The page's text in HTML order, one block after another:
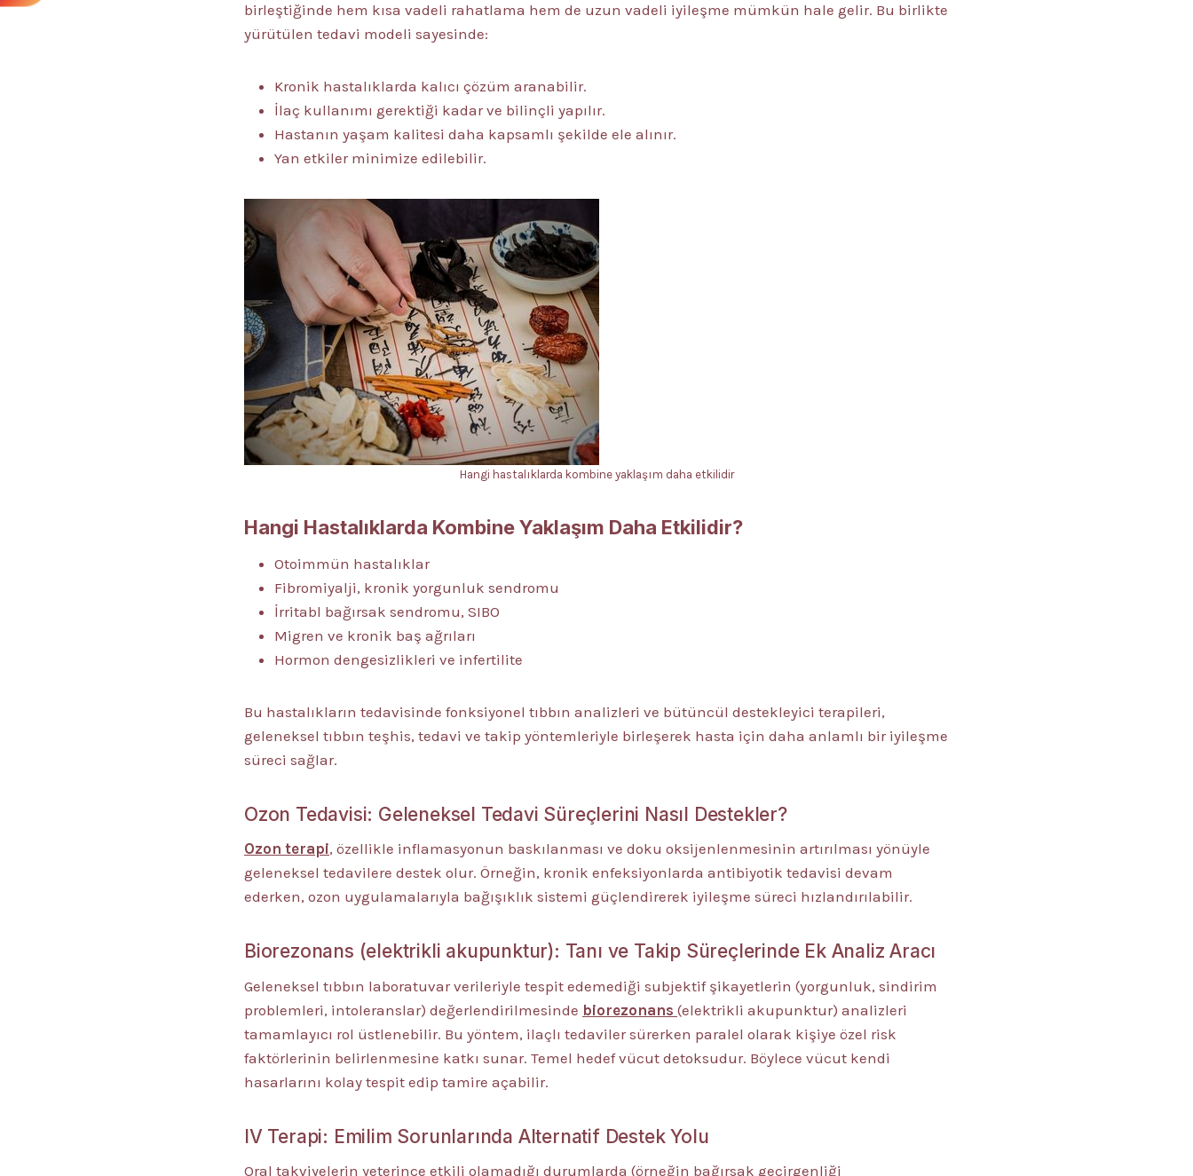
birleştiğinde hem kısa vadeli rahatlama hem de uzun vadeli iyileşme mümkün hale gelir. Bu birlikte
yürütülen tedavi modeli sayesinde:
Kronik hastalıklarda kalıcı çözüm aranabilir.
İlaç kullanımı gerektiği kadar ve bilinçli yapılır.
Hastanın yaşam kalitesi daha kapsamlı şekilde ele alınır.
Yan etkiler minimize edilebilir.
Hangi hastalıklarda kombine yaklaşım daha etkilidir
Hangi Hastalıklarda Kombine Yaklaşım Daha Etkilidir?
Otoimmün hastalıklar
Fibromiyalji, kronik yorgunluk sendromu
İrritabl bağırsak sendromu, SIBO
Migren ve kronik baş ağrıları
Hormon dengesizlikleri ve infertilite
Bu hastalıkların tedavisinde fonksiyonel tıbbın analizleri ve bütüncül destekleyici terapileri,
geleneksel tıbbın teşhis, tedavi ve takip yöntemleriyle birleşerek hasta için daha anlamlı bir iyileşme
süreci sağlar.
Ozon Tedavisi: Geleneksel Tedavi Süreçlerini Nasıl Destekler?
Ozon terapi, özellikle inflamasyonun baskılanması ve doku oksijenlenmesinin artırılması yönüyle
geleneksel tedavilere destek olur. Örneğin, kronik enfeksiyonlarda antibiyotik tedavisi devam
ederken, ozon uygulamalarıyla bağışıklık sistemi güçlendirerek iyileşme süreci hızlandırılabilir.
Biorezonans (elektrikli akupunktur): Tanı ve Takip Süreçlerinde Ek Analiz Aracı
Geleneksel tıbbın laboratuvar verileriyle tespit edemediği subjektif şikayetlerin (yorgunluk, sindirim
problemleri, intoleranslar) değerlendirilmesinde biorezonans (elektrikli akupunktur) analizleri
tamamlayıcı rol üstlenebilir. Bu yöntem, ilaçlı tedaviler sürerken paralel olarak kişiye özel risk
faktörlerinin belirlenmesine katkı sunar. Temel hedef vücut detoksudur. Böylece vücut kendi
hasarlarını kolay tespit edip tamire açabilir.
IV Terapi: Emilim Sorunlarında Alternatif Destek Yolu
Oral takviyelerin yeterince etkili olamadığı durumlarda (örneğin bağırsak geçirgenliği